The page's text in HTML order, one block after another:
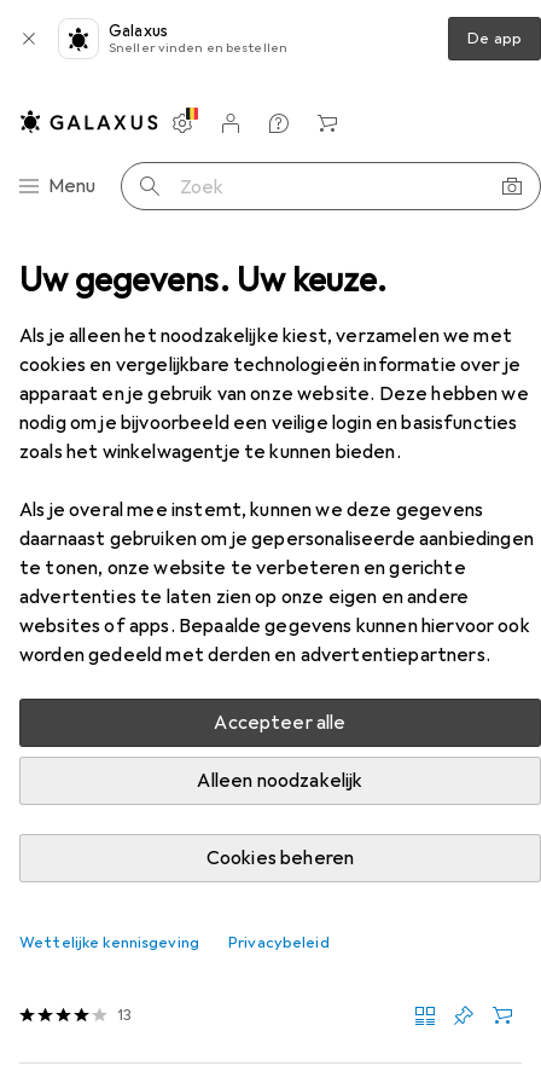
Uw gegevens. Uw keuze.
Als je alleen het noodzakelijke kiest, verzamelen we met
cookies en vergelijkbare technologieën informatie over je
apparaat en je gebruik van onze website. Deze hebben we
nodig om je bijvoorbeeld een veilige login en basisfuncties
zoals het winkelwagentje te kunnen bieden.
Als je overal mee instemt, kunnen we deze gegevens
daarnaast gebruiken om je gepersonaliseerde aanbiedingen
te tonen, onze website te verbeteren en gerichte
advertenties te laten zien op onze eigen en andere
websites of apps. Bepaalde gegevens kunnen hiervoor ook
worden gedeeld met derden en advertentiepartners.
Accepteer alle
Alleen noodzakelijk
Cookies beheren
Wettelijke kennisgeving Privacybeleid
Galaxus
Sneller vinden en bestellen De app
Categorie navigatie
Menu Zoek op
Instellingen
Klantenaccount
Produktvergelijking
Verlanglijstje
Winkelmandje
Value feldkonfekt. RJ45-St. Kat.6A STP
Valuefeldkonfekt. RJ45-St. Kat.6A
STP
Stekker netwerkkabel
Accessoires voor Value
feldkonfekt. RJ45-St. Kat.6A
STP
Vind bijpassende accessoires voor de Value feldkonfekt.
RJ45-St. Kat.6A STP uit de categorie Kabels + Stekkers.
Productlijst
ValueVeldbevestigbare RJ-45 stekker Cat.6 (Klasse E),
13